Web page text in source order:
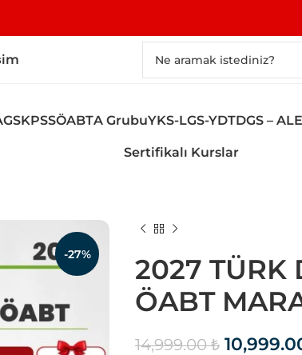
KPSSÖABTA GrubuYKS-LGS-YDTDGS –
Sertifikalı Kurslar
-27%
2027 TÜRK
ÖABT
14,999.00₺